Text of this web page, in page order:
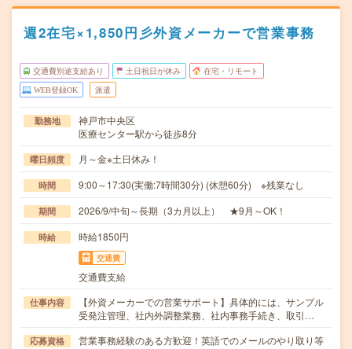
週2在宅×1,850円彡外資メーカーで営業事務
交通費別途支給あり 土日祝日が休み 在宅・リモート
WEB登録OK 派遣
勤務地
神戸市中央区
医療センター駅から徒歩8分
曜日頻度 月～金※土日休み！
時間 9:00～17:30(実働:7時間30分) (休憩60分) ※残業なし
期間 2026/9/中旬～長期（3カ月以上） ★9月～OK！
時給 時給1850円
交通費
交通費支給
仕事内容
【外資メーカーでの営業サポート】具体的には、サンプル
受発注管理、社内外調整業務、社内事務手続き、取引…
応募資格
営業事務経験のある方歓迎！英語でのメールのやり取り等